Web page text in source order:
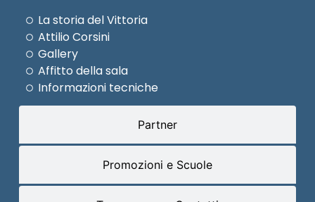
Partner
Promozioni e Scuole
La storia del Vittoria
Attilio Corsini
Gallery
Affitto della sala
Informazioni tecniche